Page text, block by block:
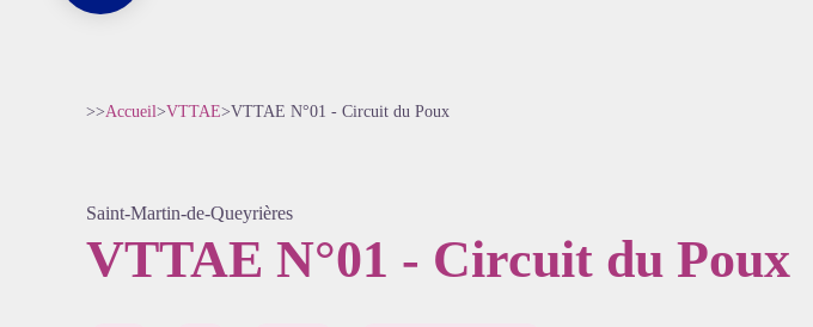
>>Accueil>VTTAE>VTTAE N°01 - Circuit du Poux
Saint-Martin-de-Queyrières
VTTAE N°01 - Circuit du Poux